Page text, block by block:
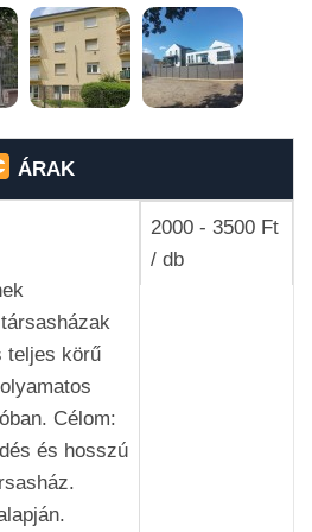
javítása; társasház
ajánlatunk.
látásra, Varga Ágnes
email cím:
ÁRAK
teljes körű
Célom:
és hosszú
2000 - 3500 Ft
/ db